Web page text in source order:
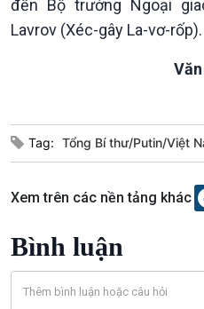
Tin Đời sống & Xã hội
360 độ Sức khỏe
Bước chân đến trường
Văn hoá & Du lịch
Tin Văn hoá & Du lịch
đến Bộ trưởng Ngoại
Lavrov (Xéc-gây La-vơ-rốp).
Tag: Tổng Bí thư/Putin/Việt
Xem trên các nền tảng khác
Bình luận